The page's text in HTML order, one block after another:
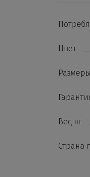
Цвет
Вес, кг
Страна